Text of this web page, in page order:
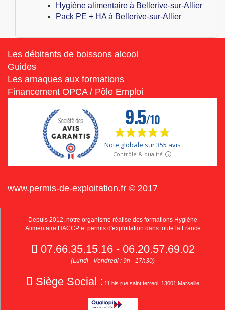
Hygiène alimentaire à Bellerive-sur-Allier
Pack PE + HA à Bellerive-sur-Allier
Les débitants de boissons alcool
Guides
Les arnaques aux formations
Financement OPCA / Pôle Emploi
www.permis-de-exploitation.fr © 2017
Depuis 2012, notre organisme réalise des formations Hygiène
Alimentaire HACCP et permis d'exploitation dans toute la France
07.66.35.15.16 - 06.20.57.69.02
(Lundi - Vendredi : 9h - 17h30)
Siège Social : 11 bis rue saint ferreol, 13001 Marseille